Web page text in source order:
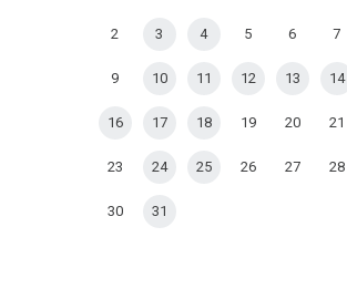
2 3 4 5 6 7
9 10 11 12 13 14
16 17 18 19 20 21
23 24 25 26 27 28
30 31